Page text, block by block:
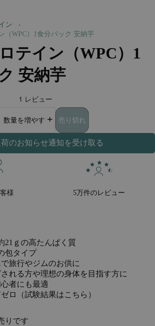
ン
›
（WPC）1食分パック 安納芋
テイン（WPC）1
安納芋
数量を増やす 売り切れ
のお知らせ通知を受け取る
様 5万件のレビュー
21ｇの高たんぱく質
包タイプ
旅行やジムのお供に
される方や理想の身体を目指す方に
者にも最適
ロ（試験結果はこちら ）
りです